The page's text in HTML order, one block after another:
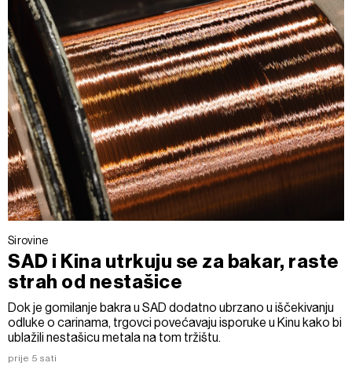
Sirovine
SAD i Kina utrkuju se za bakar, raste
strah od nestašice
Dok je gomilanje bakra u SAD dodatno ubrzano u iščekivanju
odluke o carinama, trgovci povećavaju isporuke u Kinu kako bi
ublažili nestašicu metala na tom tržištu.
prije 5 sati